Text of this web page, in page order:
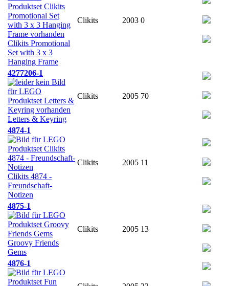
Clikits Promotional
Set with 3 x 3
Hanging Frame
Clikits 2003 0
4277206-1
Letters & Keyring
Clikits 2005 70
4874-1
Clikits 4874 -
Freundschaft-
Notizen
Clikits 2005 11
4875-1
Groovy Friends
Gems
Clikits 2005 13
4876-1